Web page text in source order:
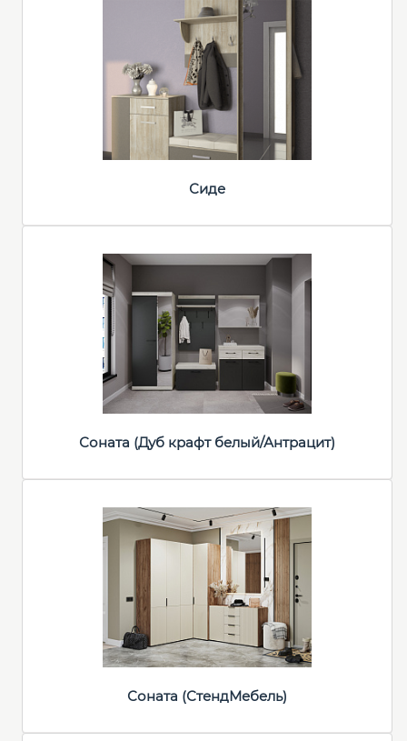
Сиде
Соната (Дуб крафт белый/Антрацит)
Соната (СтендМебель)